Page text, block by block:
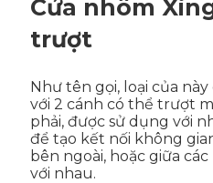
Cửa nhôm
trượt
Như tên gọi, loại của
với 2 cánh có thể trượt
phải, được sử dụng với
để tạo kết nối không
bên ngoài, hoặc giữa
với nhau.